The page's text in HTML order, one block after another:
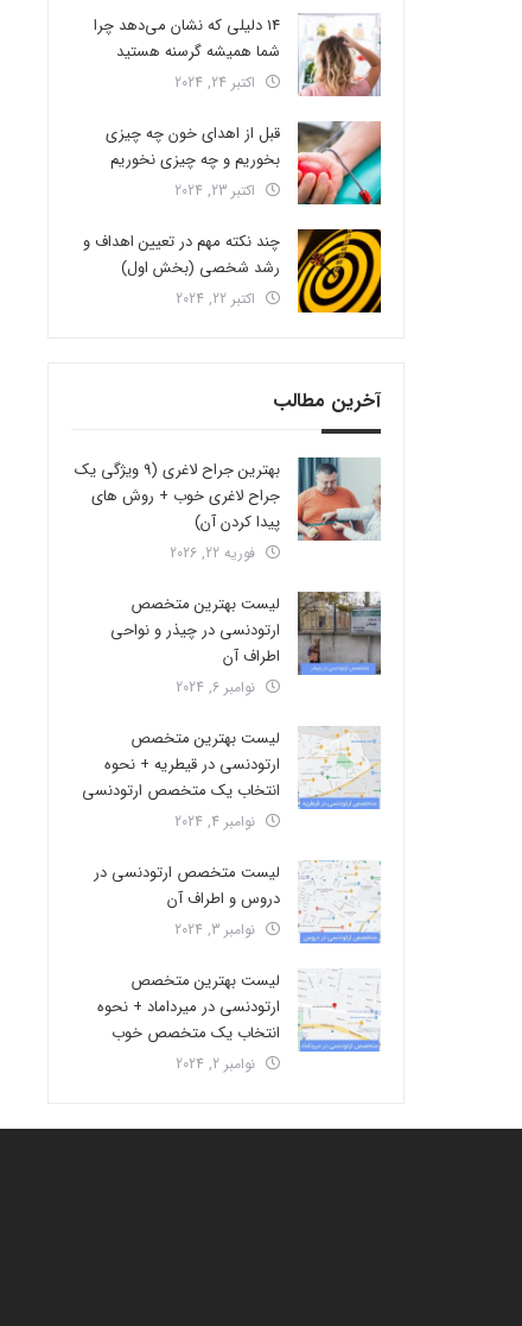
14 دلیلی که نشان می‌دهد چرا
شما همیشه گرسنه هستید
اکتبر 24, 2024
قبل از اهدای خون چه چیزی
بخوریم و چه چیزی نخوریم
اکتبر 23, 2024
چند نکته مهم در تعیین اهداف و
رشد شخصی (بخش اول)
اکتبر 22, 2024
آخرین مطالب
بهترین جراح لاغری (9 ویژگی یک
جراح لاغری خوب + روش های
پیدا کردن آن)
فوریه 22, 2026
لیست بهترین متخصص
ارتودنسی در چیذر و نواحی
اطراف آن
نوامبر 6, 2024
لیست بهترین متخصص
ارتودنسی در قیطریه + نحوه
انتخاب یک متخصص ارتودنسی
نوامبر 4, 2024
لیست متخصص ارتودنسی در
دروس و اطراف آن
نوامبر 3, 2024
لیست بهترین متخصص
ارتودنسی در میرداماد + نحوه
انتخاب یک متخصص خوب
نوامبر 2, 2024